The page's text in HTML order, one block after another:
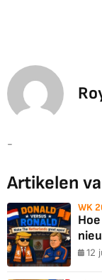
-
Artikelen
WK
12